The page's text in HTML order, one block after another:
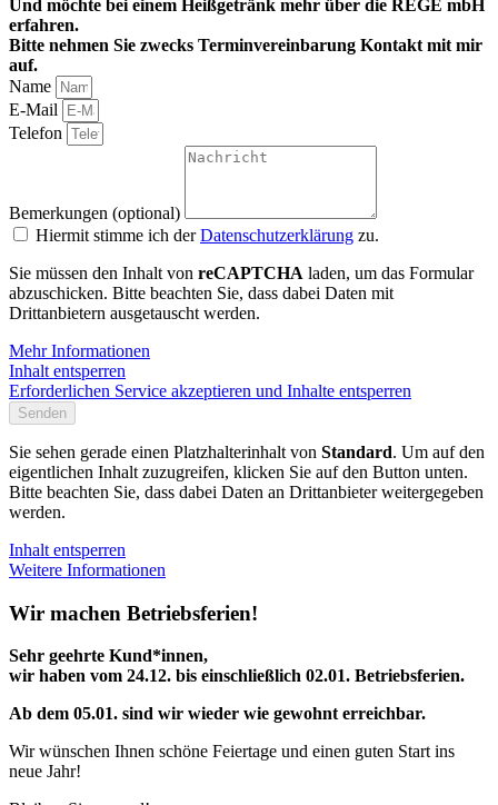
Und möchte bei einem Heißgetränk mehr über die REGE mbH
erfahren.
Bitte nehmen Sie zwecks Terminvereinbarung Kontakt mit mir
auf.
Name
E-Mail
Telefon
Bemerkungen (optional)
Hiermit stimme ich derDatenschutzerklärung zu.
Sie müssen den Inhalt von reCAPTCHA laden, um das Formular
abzuschicken. Bitte beachten Sie, dass dabei Daten mit
Drittanbietern ausgetauscht werden.
Mehr Informationen
Inhalt entsperren
Erforderlichen Service akzeptieren und Inhalte entsperren
Senden
Sie sehen gerade einen Platzhalterinhalt von Standard. Um auf den
eigentlichen Inhalt zuzugreifen, klicken Sie auf den Button unten.
Bitte beachten Sie, dass dabei Daten an Drittanbieter weitergegeben
werden.
Inhalt entsperren
Weitere Informationen
Wir machen Betriebsferien!
Sehr geehrte Kund*innen,
wir haben vom 24.12. bis einschließlich 02.01. Betriebsferien.
Ab dem 05.01. sind wir wieder wie gewohnt erreichbar.
Wir wünschen Ihnen schöne Feiertage und einen guten Start ins
neue Jahr!